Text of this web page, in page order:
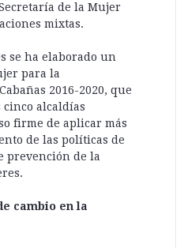
de la Mujer
mixtas.
se ha elaborado un
para la
2016-2020, que
alcaldías
firme de aplicar más
de las políticas de
prevención de la
cambio en la